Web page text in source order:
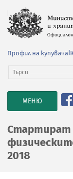
Профил на купувача
TOGGLE
NAVIGATION
МЕНЮ
Стартират
2018